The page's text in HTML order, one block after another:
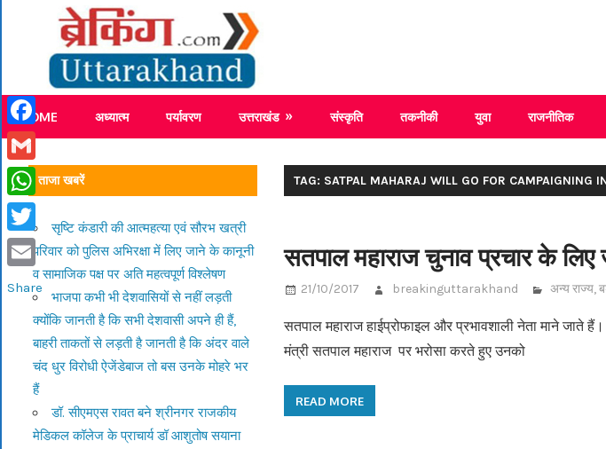
content
Breaking News Uttarakhand
HOME अध्यात्म पर्यावरण उत्तराखंड संस्कृति तकनीकी युवा राजनीतिक
TAG: SATPAL MAHARAJ WILL GO FOR CAMPAIGNING
सतपाल महाराज चुनाव प्रचार के
21/10/2017 breakinguttarakhand अन्य राज्य,
सतपाल महाराज हाईप्रोफाइल और प्रभावशाली नेता माने जाते
मंत्री सतपाल महाराज पर भरोसा करते हुए उनको
READ MORE
ताजा खबरें
सृष्टि कंडारी की आत्महत्या एवं सौरभ खत्री
परिवार को पुलिस अभिरक्षा में लिए जाने के कानूनी
व सामाजिक पक्ष पर अति महत्वपूर्ण विश्लेषण
भाजपा कभी भी देशवासियों से नहीं लड़ती
क्योंकि जानती है कि सभी देशवासी अपने ही हैं,
बाहरी ताकतों से लड़ती है जानती है कि अंदर वाले
चंद धुर विरोधी ऐजेंडेबाज तो बस उनके मोहरे भर
हैं
डॉ. सीएमएस रावत बने श्रीनगर राजकीय
मेडिकल कॉलेज के प्राचार्य डॉ आशुतोष सयाना
Facebook
Gmail
WhatsApp
Twitter
Email
Share